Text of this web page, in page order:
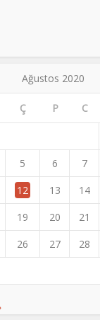
Ağustos 2020
Ç P C
5 6 7
12 13 14
19 20 21
26 27 28